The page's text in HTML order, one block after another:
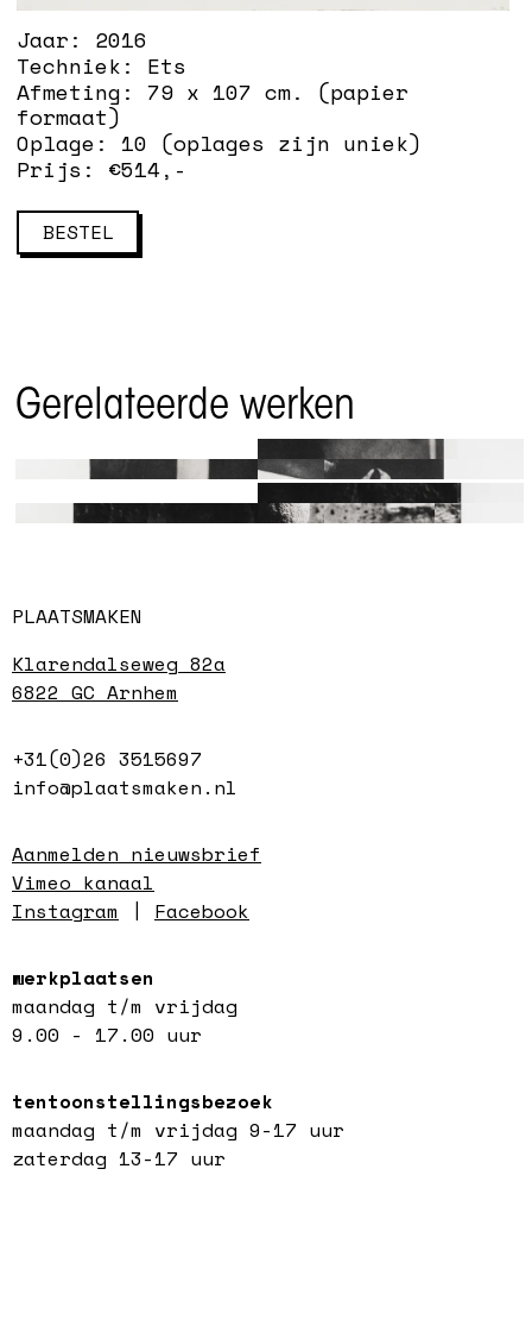
Jaar: 2016
Techniek: Ets
Afmeting:79 x 107 cm. (papier
formaat)
Oplage: 10 (oplages zijn uniek)
Prijs: €514,-
BESTEL
Gerelateerde werken
Clean me
PLAATSMAKEN
Klarendalseweg 82a
6822 GC Arnhem
+31(0)26 3515697
info@plaatsmaken.nl
Aanmelden nieuwsbrief
Vimeo kanaal
Instagram | Facebook
werkplaatsen
maandag t/m vrijdag
9.00 - 17.00 uur
tentoonstellingsbezoek
maandag t/m vrijdag 9-17 uur
zaterdag 13-17 uur